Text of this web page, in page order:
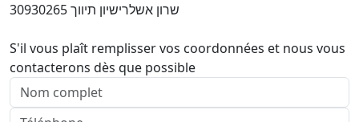
שרון אשלרישיון תיווך 30930265
S'il vous plaît remplisser vos coordonnées et nous vous
contacterons dès que possible